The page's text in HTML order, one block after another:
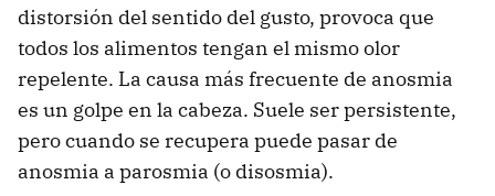
distorsión del sentido del gusto, provoca que
todos los alimentos tengan el mismo olor
repelente. La causa más frecuente de anosmia
es un golpe en la cabeza. Suele ser persistente,
pero cuando se recupera puede pasar de
anosmia a parosmia (o disosmia).